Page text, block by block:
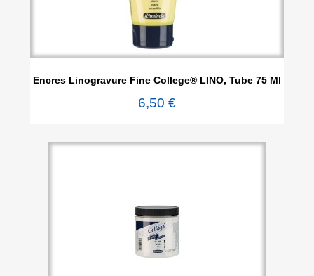
Encres Linogravure Fine College® LINO, Tube 75 Ml
6,50 €